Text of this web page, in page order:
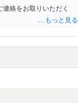
あまり変わらないよう
かどうかの観点であれ
に相談して進めることを
絡をお取りいただく